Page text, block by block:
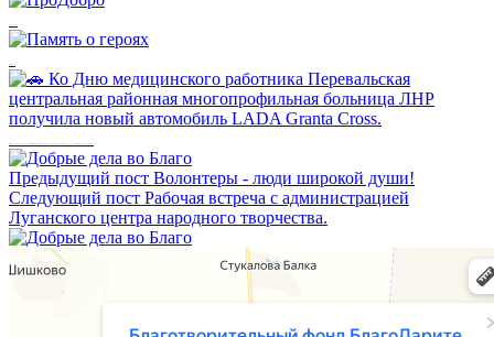
Предыдущий пост Волонтеры - люди широкой души!
Следующий пост Рабочая встреча с администрацией
Луганского центра народного творчества.